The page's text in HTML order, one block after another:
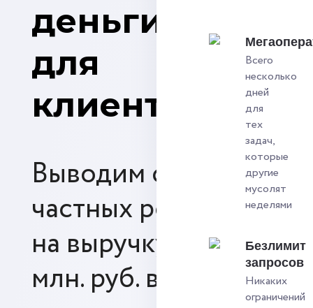
деньги
для
клиентов
Выводим сайты
частных роддомов
на выручку от 20
млн. руб. в год.
Всего
несколько
дней
для
тех
задач,
которые
другие
мусолят
неделями
Безлимит
запросов
Никаких
ограничений